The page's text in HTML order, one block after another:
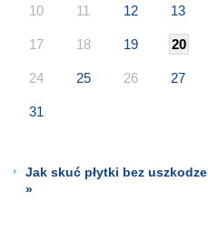
10 11 12 13
17 18 19 20
24 25 26 27
31
Jak skuć płytki bez
»